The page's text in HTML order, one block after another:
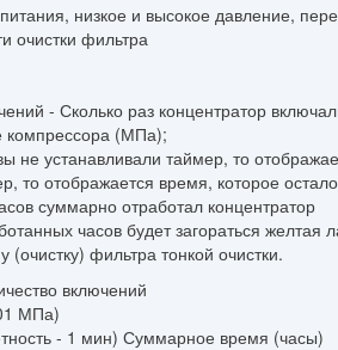
низкое и высокое давление,
очистки фильтра
- Сколько раз концен­тратор
компрессора (МПа);
не устанавливали таймер, то
то отображается время, которое
суммарно отработал концентратор
часов будет загораться
(очистку) фильтра тонкой очистки.
включений
МПа)
- 1 мин) Суммарное время (часы)